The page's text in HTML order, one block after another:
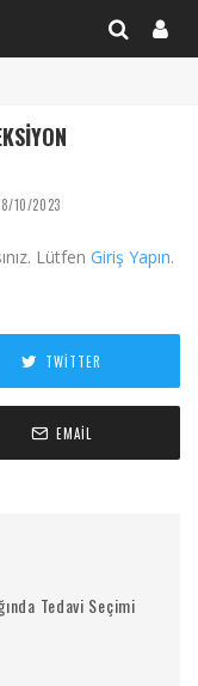
10/2023
Lütfen Giriş Yapın.
TWITTER
EMAIL
Tedavi Seçimi